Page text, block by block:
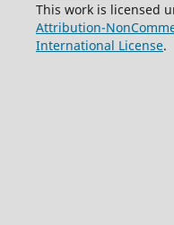
This work is licensed
Attribution-
International License.